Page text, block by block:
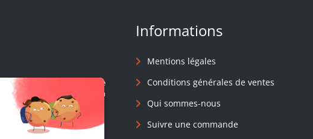
Maison Sciences de l'Homme
des connaissances en
Informations
Mentions légales
Conditions générales de ventes
Qui sommes-nous
Suivre une commande